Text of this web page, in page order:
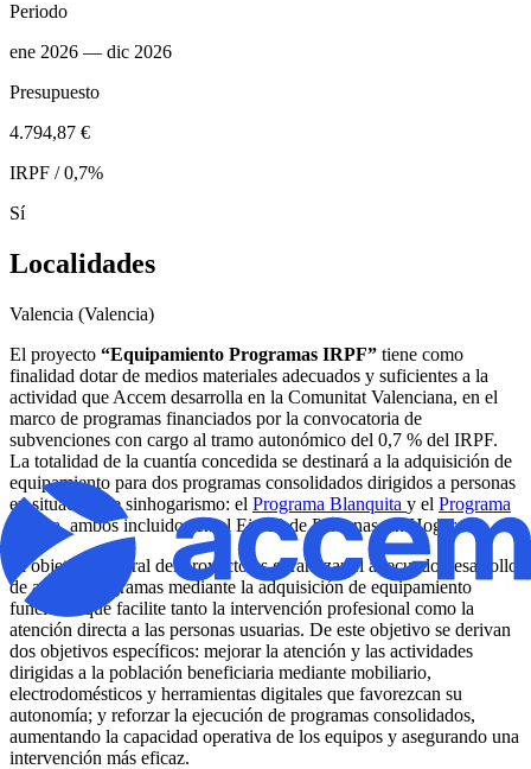
Periodo
ene 2026 — dic 2026
Presupuesto
4.794,87 €
IRPF / 0,7%
Sí
Localidades
Valencia (Valencia)
El proyecto “Equipamiento Programas IRPF” tiene como
finalidad dotar de medios materiales adecuados y suficientes a la
actividad que Accem desarrolla en la Comunitat Valenciana, en el
marco de programas financiados por la convocatoria de
subvenciones con cargo al tramo autonómico del 0,7 % del IRPF.
La totalidad de la cuantía concedida se destinará a la adquisición de
equipamiento para dos programas consolidados dirigidos a personas
en situación de sinhogarismo: el Programa Blanquita y el Programa
Medea, ambos incluidos en el Eje 13 de Personas sin Hogar.
El objetivo general del proyecto es garantizar el adecuado desarrollo
de ambos programas mediante la adquisición de equipamiento
funcional que facilite tanto la intervención profesional como la
atención directa a las personas usuarias. De este objetivo se derivan
dos objetivos específicos: mejorar la atención y las actividades
dirigidas a la población beneficiaria mediante mobiliario,
electrodomésticos y herramientas digitales que favorezcan su
autonomía; y reforzar la ejecución de programas consolidados,
aumentando la capacidad operativa de los equipos y asegurando una
intervención más eficaz.